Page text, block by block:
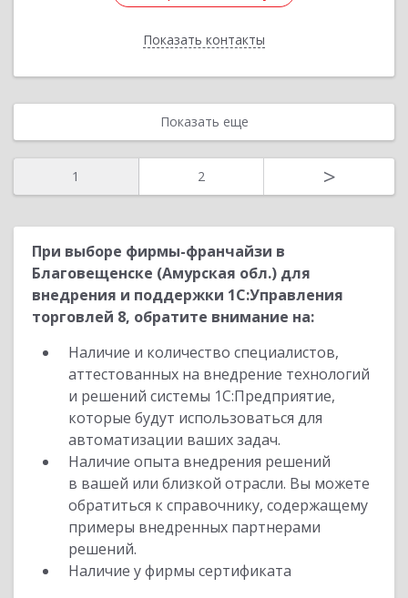
Показать контакты
Назад
Показать еще
1 2 >
При выборе фирмы-франчайзи в
Благовещенске (Амурская обл.) для
внедрения и поддержки 1С:Управления
торговлей 8, обратите внимание на:
Наличие и количество специалистов,
аттестованных на внедрение технологий
и решений системы 1С:Предприятие,
которые будут использоваться для
автоматизации ваших задач.
Наличие опыта внедрения решений
в вашей или близкой отрасли. Вы можете
обратиться к справочнику, содержащему
примеры внедренных партнерами
решений.
Наличие у фирмы сертификата